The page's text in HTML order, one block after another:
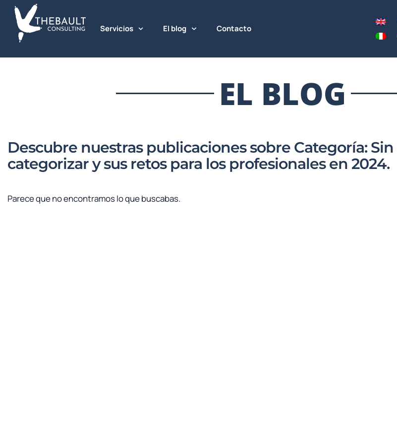
Servicios El blog Contacto
EL BLOG
Descubre nuestras publicaciones sobre Categoría: Sin
categorizar y sus retos para los profesionales en 2024.
Parece que no encontramos lo que buscabas.